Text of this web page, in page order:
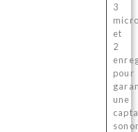
3
et
2
pour
une